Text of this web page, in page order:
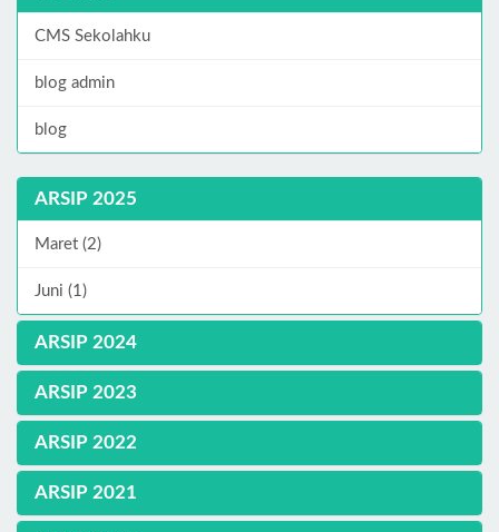
CMS Sekolahku
blog admin
blog
ARSIP 2025
Maret (2)
Juni (1)
ARSIP 2024
ARSIP 2023
ARSIP 2022
ARSIP 2021